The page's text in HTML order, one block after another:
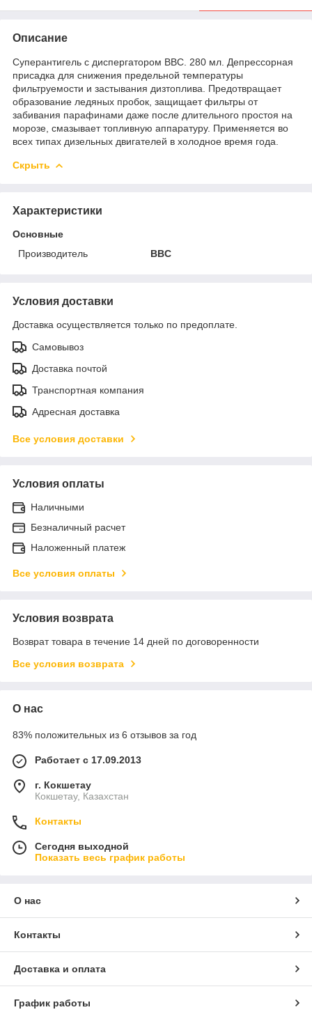
Описание
Суперантигель с диспергатором BBC. 280 мл. Депрессорная
присадка для снижения предельной температуры
фильтруемости и застывания дизтоплива. Предотвращает
образование ледяных пробок, защищает фильтры от
забивания парафинами даже после длительного простоя на
морозе, смазывает топливную аппаратуру. Применяется во
всех типах дизельных двигателей в холодное время года.
Скрыть
Характеристики
Основные
Производитель
BBC
Условия доставки
Доставка осуществляется только по предоплате.
Самовывоз
Доставка почтой
Транспортная компания
Адресная доставка
Все условия доставки
Условия оплаты
Наличными
Безналичный расчет
Наложенный платеж
Все условия оплаты
Условия возврата
Возврат товара в течение 14 дней по договоренности
Все условия возврата
О нас
83% положительных из 6 отзывов за год
Работает с 17.09.2013
г. Кокшетау
Кокшетау, Казахстан
Контакты
Сегодня выходной
Показать весь график работы
О нас
Контакты
Доставка и оплата
График работы